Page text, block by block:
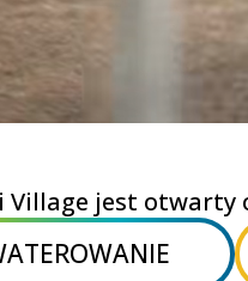
Village jest otwarty